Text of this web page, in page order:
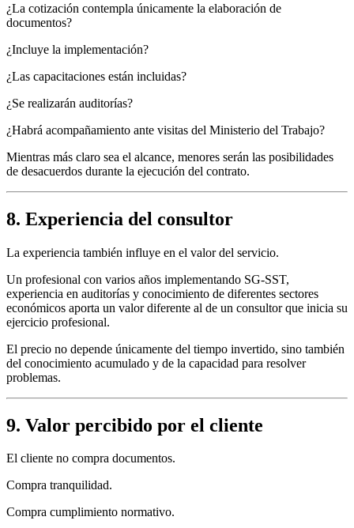
¿La cotización contempla únicamente la elaboración de
documentos?
¿Incluye la implementación?
¿Las capacitaciones están incluidas?
¿Se realizarán auditorías?
¿Habrá acompañamiento ante visitas del Ministerio del Trabajo?
Mientras más claro sea el alcance, menores serán las posibilidades
de desacuerdos durante la ejecución del contrato.
8. Experiencia del consultor
La experiencia también influye en el valor del servicio.
Un profesional con varios años implementando SG-SST,
experiencia en auditorías y conocimiento de diferentes sectores
económicos aporta un valor diferente al de un consultor que inicia su
ejercicio profesional.
El precio no depende únicamente del tiempo invertido, sino también
del conocimiento acumulado y de la capacidad para resolver
problemas.
9. Valor percibido por el cliente
El cliente no compra documentos.
Compra tranquilidad.
Compra cumplimiento normativo.